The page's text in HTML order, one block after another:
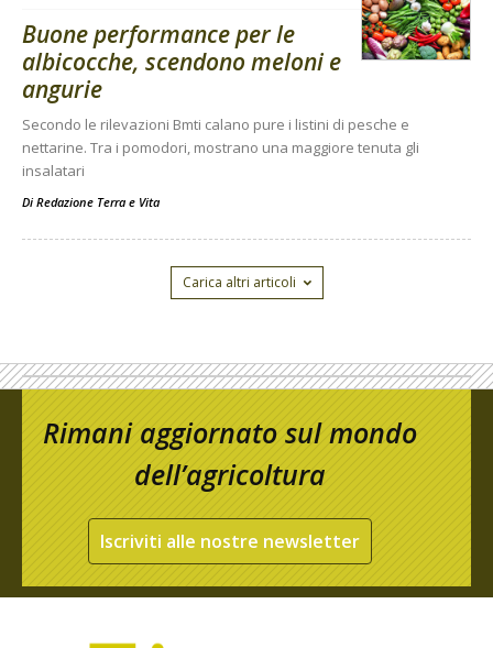
Buone performance per le
albicocche, scendono meloni e
angurie
Secondo le rilevazioni Bmti calano pure i listini di pesche e
nettarine. Tra i pomodori, mostrano una maggiore tenuta gli
insalatari
Di Redazione Terra e Vita
Carica altri articoli
Rimani aggiornato sul mondo
dell’agricoltura
Iscriviti alle nostre newsletter